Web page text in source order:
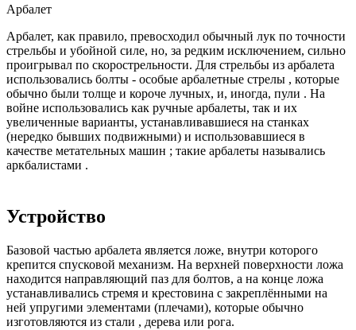
Арбалет
Арбалет, как правило, превосходил обычный лук по точности
стрельбы и убойной силе, но, за редким исключением, сильно
проигрывал по скорострельности. Для стрельбы из арбалета
использовались болты - особые арбалетные стрелы , которые
обычно были толще и короче лучных, и, иногда, пули . На
войне использовались как ручные арбалеты, так и их
увеличенные варианты, устанавливавшиеся на станках
(нередко бывших подвижными) и использовавшиеся в
качестве метательных машин ; такие арбалеты назывались
аркбалистами .
Устройство
Базовой частью арбалета является ложе, внутри которого
крепится спусковой механизм. На верхней поверхности ложа
находится направляющий паз для болтов, а на конце ложа
устанавливались стремя и крестовина с закреплёнными на
ней упругими элементами (плечами), которые обычно
изготовляются из стали , дерева или рога.